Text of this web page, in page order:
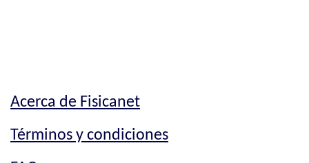
Acerca de Fisicanet
Términos y condiciones